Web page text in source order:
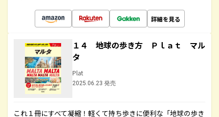
詳細を見る
１４ 地球の歩き方 Ｐｌａｔ マル
タ
Plat
2025.06.23 発売
これ１冊にすべて凝縮！軽くて持ち歩きに便利な「地球の歩き